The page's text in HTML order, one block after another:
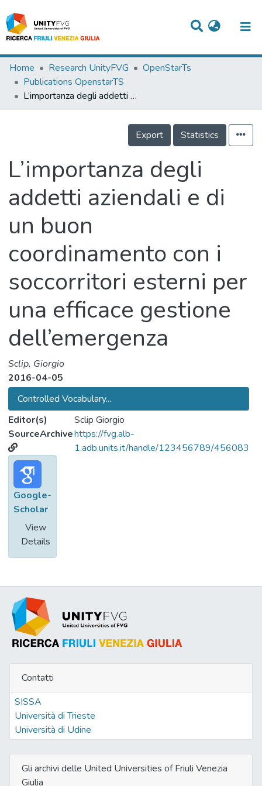
Titles
Departments
Events
People
Skills
Statistics
Home Research UnityFVG
OpenStarTs
Publications OpenstarTS
L’importanza degli addetti aziendali e di un buon coordinamento con i soccorritori esterni per una efficace gestione dell’emergenza
Export Statistics
L’importanza degli
addetti aziendali e di
un buon
coordinamento con i
soccorritori esterni per
una efficace gestione
dell’emergenza
Sclip, Giorgio
2016-04-05
Controlled Vocabulary...
Editor(s)
Sclip Giorgio
SourceArchivehttps://fvg.alb-
1.adb.units.it/handle/123456789/456083
Google-
Scholar
View
Details
Contatti
SISSA
Università di Trieste
Università di Udine
Gli archivi delle United Universities of Friuli Venezia
Giulia